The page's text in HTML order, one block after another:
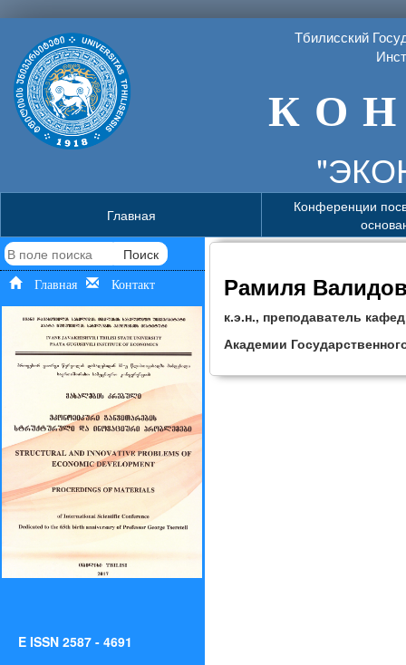
Тбилисский
К О Н
Главная
Конференции
Поиск
Главная Контакт
E ISSN 2587 - 4691
Рамиля
к.э.н., преподаватель
Академии